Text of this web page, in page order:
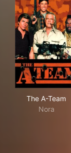
The A-Team
Nora